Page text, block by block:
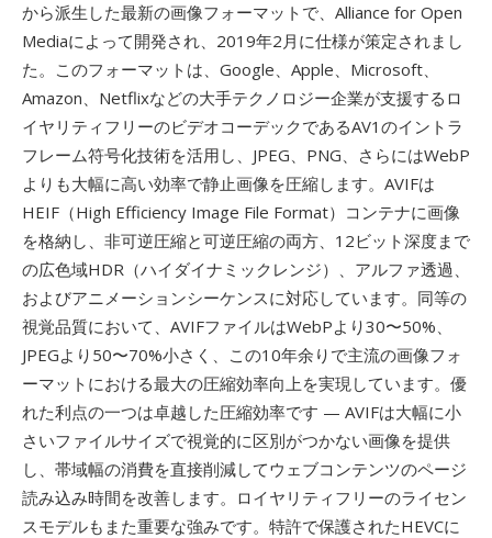
から派生した最新の画像フォーマットで、Alliance for Open
Mediaによって開発され、2019年2月に仕様が策定されまし
た。このフォーマットは、Google、Apple、Microsoft、
Amazon、Netflixなどの大手テクノロジー企業が支援するロ
イヤリティフリーのビデオコーデックであるAV1のイントラ
フレーム符号化技術を活用し、JPEG、PNG、さらにはWebP
よりも大幅に高い効率で静止画像を圧縮します。AVIFは
HEIF（High Efficiency Image File Format）コンテナに画像
を格納し、非可逆圧縮と可逆圧縮の両方、12ビット深度まで
の広色域HDR（ハイダイナミックレンジ）、アルファ透過、
およびアニメーションシーケンスに対応しています。同等の
視覚品質において、AVIFファイルはWebPより30〜50%、
JPEGより50〜70%小さく、この10年余りで主流の画像フォ
ーマットにおける最大の圧縮効率向上を実現しています。優
れた利点の一つは卓越した圧縮効率です — AVIFは大幅に小
さいファイルサイズで視覚的に区別がつかない画像を提供
し、帯域幅の消費を直接削減してウェブコンテンツのページ
読み込み時間を改善します。ロイヤリティフリーのライセン
スモデルもまた重要な強みです。特許で保護されたHEVCに